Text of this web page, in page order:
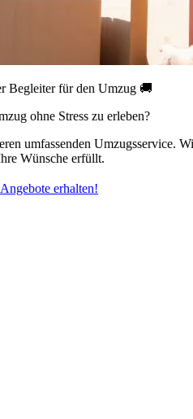
Begleiter für den Umzug 🚚
ohne Stress zu erleben?
umfassenden Umzugsservice.
Wünsche erfüllt.
erhalten!